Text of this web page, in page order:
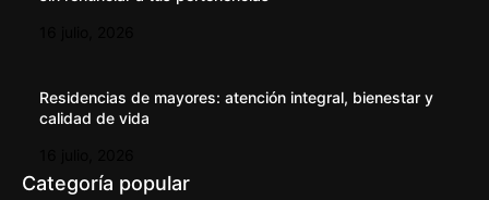
Residencias de mayores: atención integral, bienestar y
calidad de vida
Categoría popular